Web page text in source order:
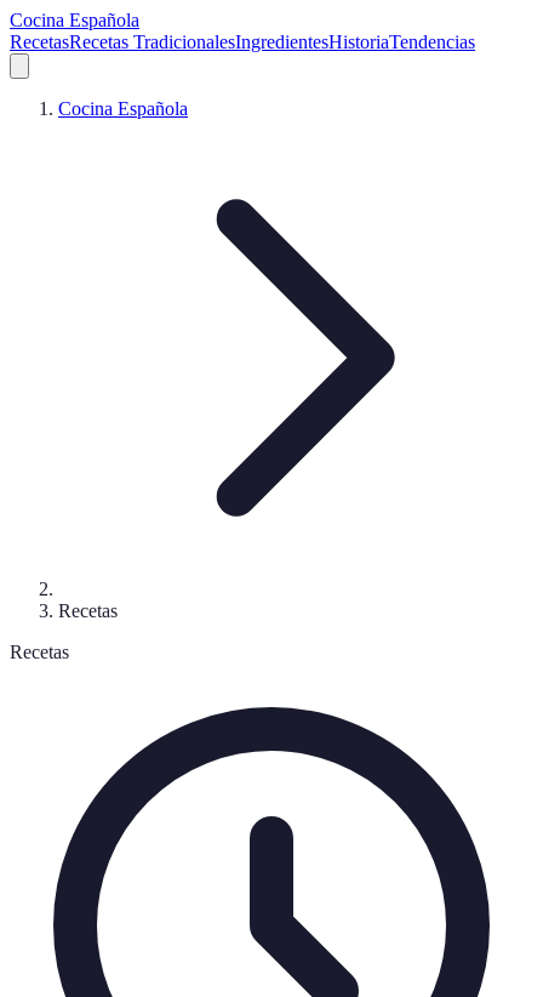
Cocina Española
RecetasRecetas TradicionalesIngredientesHistoriaTendencias
Cocina Española
Recetas
Recetas